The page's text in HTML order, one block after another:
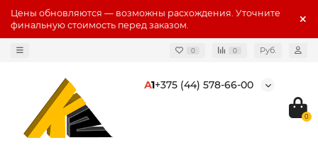
Цены обновляются — возможны расхождения. Уточните
финальную стоимость перед заказом.
0 0 Руб.
А1+375 (44) 578-66-00
0